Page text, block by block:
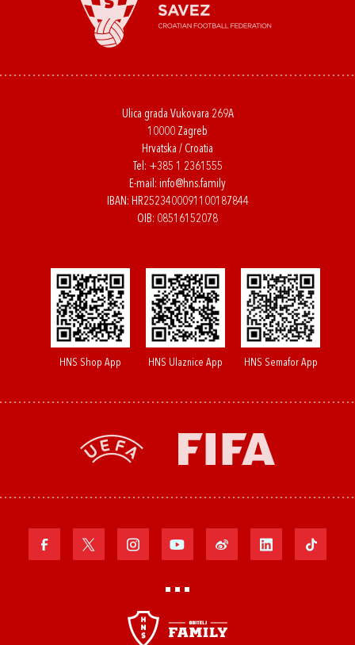
Ulica grada Vukovara 269A
10000 Zagreb
Hrvatska / Croatia
Tel: +385 1 2361555
E-mail: info@hns.family
IBAN: HR2523400091100187844
OIB: 08516152078
HNS Shop App HNS Ulaznice App HNS Semafor App